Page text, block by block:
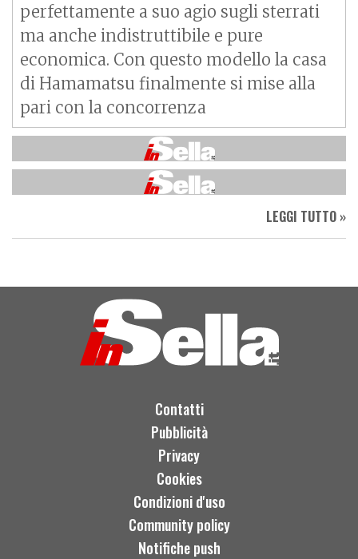
perfettamente a suo agio sugli sterrati
ma anche indistruttibile e pure
economica. Con questo modello la casa
di Hamamatsu finalmente si mise alla
pari con la concorrenza
LEGGI TUTTO »
Contatti
Pubblicità
Privacy
Cookies
Condizioni d'uso
Community policy
Notifiche push